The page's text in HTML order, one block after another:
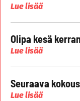
Lue lisää
Olipa kesä
Lue lisää
Seuraava
Lue lisää